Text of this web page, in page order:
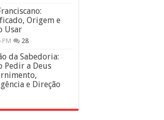
Origem e
Usar
PM 28
da Sabedoria:
Pedir a Deus
e Direção